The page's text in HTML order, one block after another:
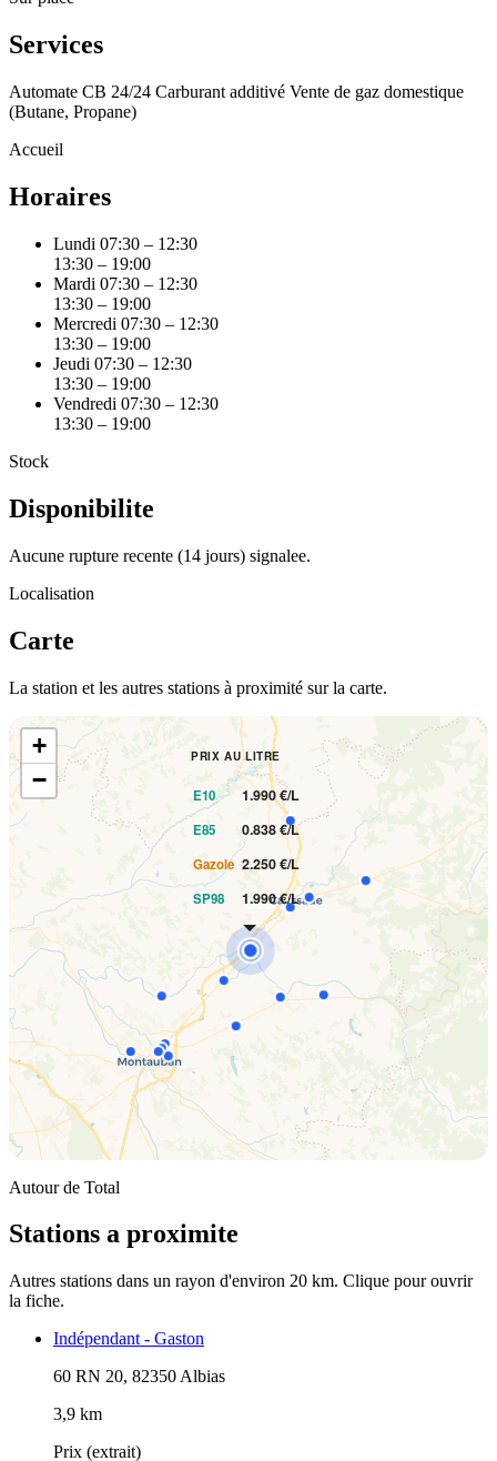
Services
Automate CB 24/24 Carburant additivé Vente de gaz domestique
(Butane, Propane)
Accueil
Horaires
Lundi 07:30 – 12:30
13:30 – 19:00
Mardi 07:30 – 12:30
13:30 – 19:00
Mercredi 07:30 – 12:30
13:30 – 19:00
Jeudi 07:30 – 12:30
13:30 – 19:00
Vendredi 07:30 – 12:30
13:30 – 19:00
Stock
Disponibilite
Aucune rupture recente (14 jours) signalee.
Localisation
Carte
La station et les autres stations à proximité sur la carte.
PRIX AU LITRE
E10 1.990 €/L
E85 0.838 €/L
Gazole 2.250 €/L
SP98 1.990 €/L
+
−
Autour de Total
Stations a proximite
Autres stations dans un rayon d'environ 20 km. Clique pour ouvrir
la fiche.
Indépendant - Gaston
60 RN 20, 82350 Albias
3,9 km
Prix (extrait)